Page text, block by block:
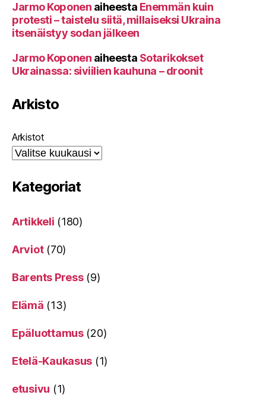
Jarmo Koponen aiheesta Enemmän kuin
protesti – taistelu siitä, millaiseksi Ukraina
itsenäistyy sodan jälkeen
Jarmo Koponen aiheesta Sotarikokset
Ukrainassa: siviilien kauhuna – droonit
Arkisto
Arkistot
Kategoriat
Artikkeli (180)
Arviot(70)
Barents Press(9)
Elämä (13)
Epäluottamus(20)
Etelä-Kaukasus (1)
etusivu (1)